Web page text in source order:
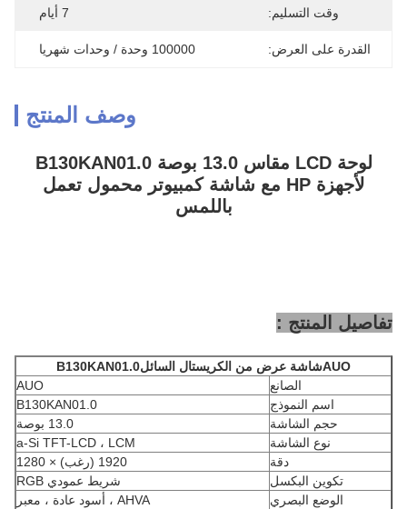
وقت التسليم: 7 أيام
القدرة على العرض: 100000 وحدة / وحدات شهريا
وصف المنتج
لوحة LCD مقاس 13.0 بوصة B130KAN01.0
لأجهزة HP مع شاشة كمبيوتر محمول تعمل
باللمس
تفاصيل المنتج :
AUOشاشة عرض من الكريستال السائلB130KAN01.0
الصانع
AUO
اسم النموذج
B130KAN01.0
حجم الشاشة
13.0 بوصة
نوع الشاشة
a-Si TFT-LCD ، LCM
دقة
1920 (رغب) × 1280
تكوين البكسل
شريط عمودي RGB
الوضع البصري
AHVA ، أسود عادة ، معبر